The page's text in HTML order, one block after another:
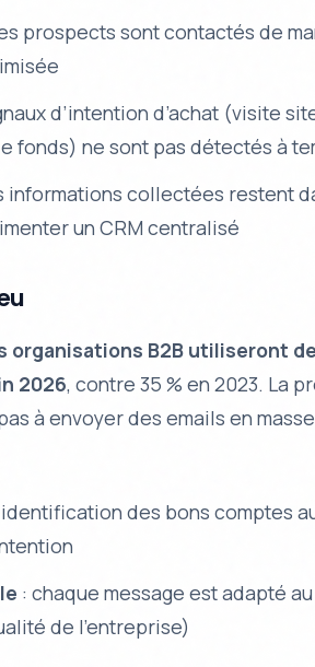
prospects sont contactés de
d’intention d’achat (visite
fonds) ne sont pas détectés à
informations collectées restent
un CRM centralisé
organisations B2B utiliseront
2026, contre 35 % en 2023. La
à envoyer des emails en
des bons comptes
: chaque message est adapté
de l’entreprise)